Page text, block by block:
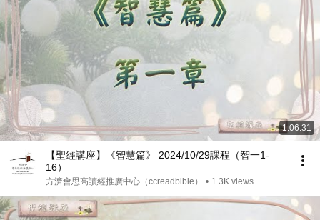
1:06:31
【聖經講座】《智慧篇》 2024/10/29課程（智一1-
16）
方濟會思高讀經推廣中心（ccreadbible） • 1.3K views